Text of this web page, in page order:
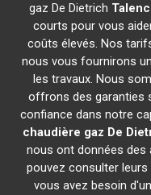
gaz De Dietrich
courts pour vous
coûts élevés. Nos
nous vous fournirons
les travaux. Nous
offrons des garanties
confiance dans notre
chaudière gaz De
nous ont données des
pouvez consulter
vous avez besoin